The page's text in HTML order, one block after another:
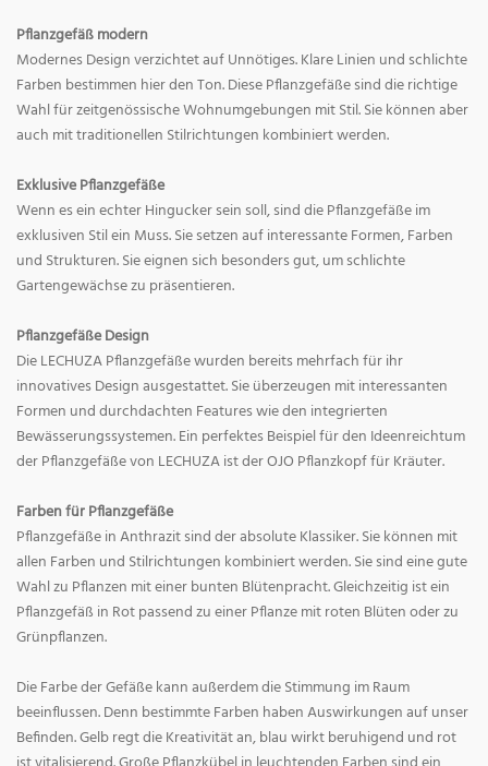
Pflanzgefäß modern
Modernes Design verzichtet auf Unnötiges. Klare Linien und schlichte
Farben bestimmen hier den Ton. Diese Pflanzgefäße sind die richtige
Wahl für zeitgenössische Wohnumgebungen mit Stil. Sie können aber
auch mit traditionellen Stilrichtungen kombiniert werden.
Exklusive Pflanzgefäße
Wenn es ein echter Hingucker sein soll, sind die Pflanzgefäße im
exklusiven Stil ein Muss. Sie setzen auf interessante Formen, Farben
und Strukturen. Sie eignen sich besonders gut, um schlichte
Gartengewächse zu präsentieren.
Pflanzgefäße Design
Die LECHUZA Pflanzgefäße wurden bereits mehrfach für ihr
innovatives Design ausgestattet. Sie überzeugen mit interessanten
Formen und durchdachten Features wie den integrierten
Bewässerungssystemen. Ein perfektes Beispiel für den Ideenreichtum
der Pflanzgefäße von LECHUZA ist der OJO Pflanzkopf für Kräuter.
Farben für Pflanzgefäße
Pflanzgefäße in Anthrazit sind der absolute Klassiker. Sie können mit
allen Farben und Stilrichtungen kombiniert werden. Sie sind eine gute
Wahl zu Pflanzen mit einer bunten Blütenpracht. Gleichzeitig ist ein
Pflanzgefäß in Rot passend zu einer Pflanze mit roten Blüten oder zu
Grünpflanzen.
Die Farbe der Gefäße kann außerdem die Stimmung im Raum
beeinflussen. Denn bestimmte Farben haben Auswirkungen auf unser
Befinden. Gelb regt die Kreativität an, blau wirkt beruhigend und rot